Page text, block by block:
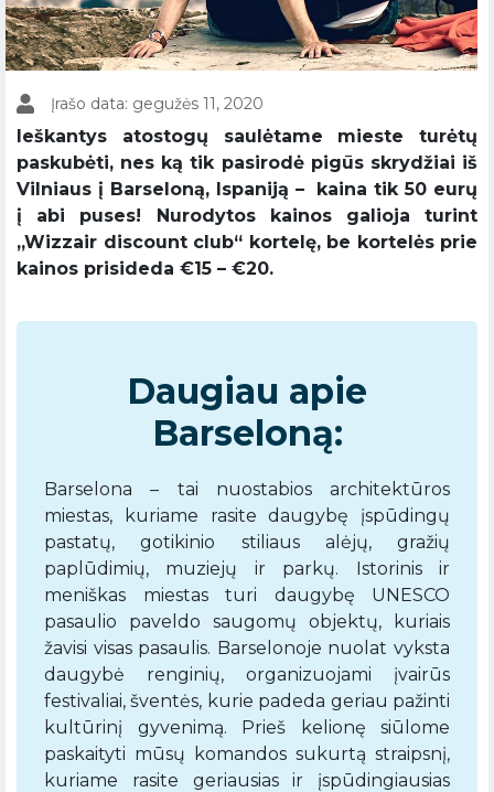
Įrašo data: gegužės 11, 2020
Ieškantys atostogų saulėtame mieste turėtų
paskubėti, nes ką tik pasirodė pigūs skrydžiai iš
Vilniaus į Barseloną, Ispaniją – kaina tik 50 eurų
į abi puses! Nurodytos kainos galioja turint
,,Wizzair discount club“ kortelę, be kortelės prie
kainos prisideda €15 – €20.
Daugiau apie
Barseloną:
Barselona – tai nuostabios architektūros
miestas, kuriame rasite daugybę įspūdingų
pastatų, gotikinio stiliaus alėjų, gražių
paplūdimių, muziejų ir parkų. Istorinis ir
meniškas miestas turi daugybę UNESCO
pasaulio paveldo saugomų objektų, kuriais
žavisi visas pasaulis. Barselonoje nuolat vyksta
daugybė renginių, organizuojami įvairūs
festivaliai, šventės, kurie padeda geriau pažinti
kultūrinį gyvenimą. Prieš kelionę siūlome
paskaityti mūsų komandos sukurtą straipsnį,
kuriame rasite geriausias ir įspūdingiausias